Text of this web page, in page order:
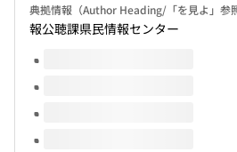
典拠情報（Author Heading/「を見よ」参照
報公聴課県民情報センター
このタイトルの巻号